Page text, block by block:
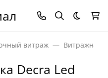
Темная
витраж Витражная
Decra Led